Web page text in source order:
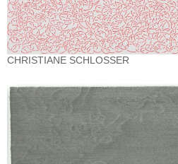
CHRISTIANE SCHLOSSER